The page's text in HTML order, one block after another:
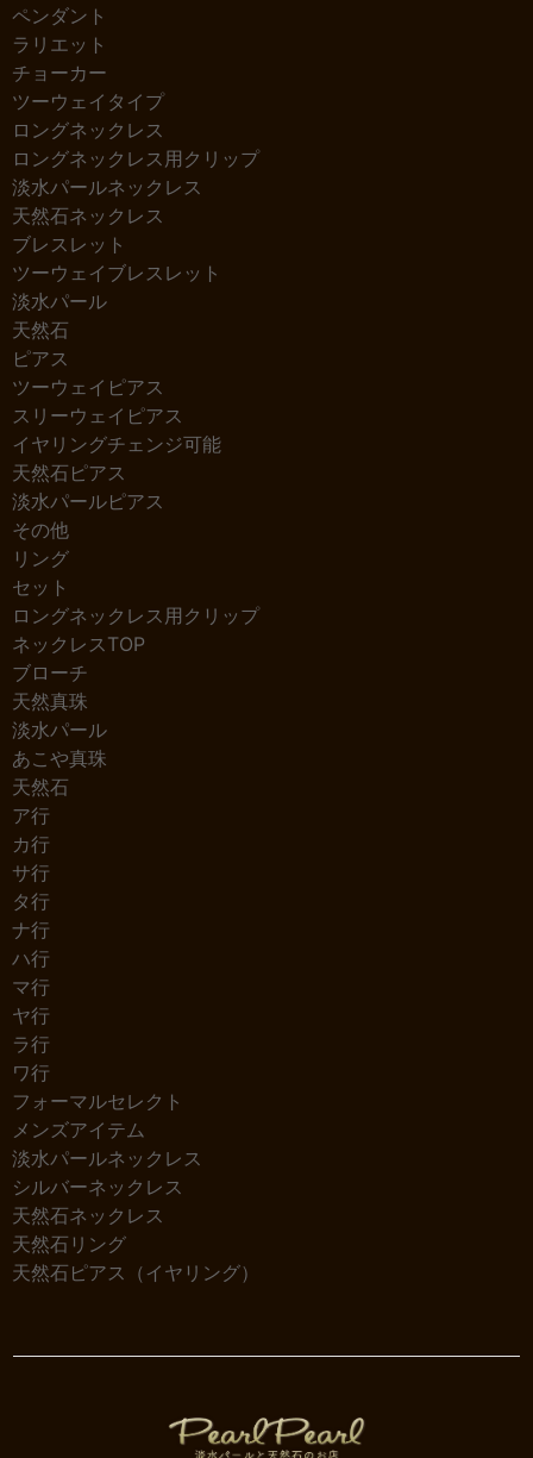
ペンダント
ラリエット
チョーカー
ツーウェイタイプ
ロングネックレス
ロングネックレス用クリップ
淡水パールネックレス
天然石ネックレス
ブレスレット
ツーウェイブレスレット
淡水パール
天然石
ピアス
ツーウェイピアス
スリーウェイピアス
イヤリングチェンジ可能
天然石ピアス
淡水パールピアス
その他
リング
セット
ロングネックレス用クリップ
ネックレスTOP
ブローチ
天然真珠
淡水パール
あこや真珠
天然石
ア行
カ行
サ行
タ行
ナ行
ハ行
マ行
ヤ行
ラ行
ワ行
フォーマルセレクト
メンズアイテム
淡水パールネックレス
シルバーネックレス
天然石ネックレス
天然石リング
天然石ピアス（イヤリング）